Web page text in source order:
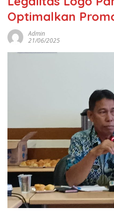
Optimalkan
Admin
21/06/2025